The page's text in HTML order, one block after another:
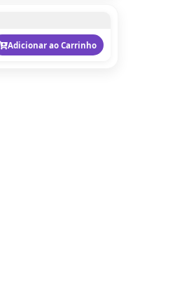
Adicionar ao Carrinho